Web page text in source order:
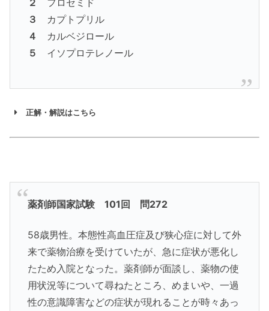
３
カプトプリル
４
カルベジロール
５
イソプロテレノール
正解・解説はこちら
薬剤師国家試験 101回 問272
58歳男性。本態性高血圧症及び狭心症に対して外
来で薬物治療を受けていたが、急に症状が悪化し
たため入院となった。薬剤師が面談し、薬物の使
用状況等について尋ねたところ、めまいや、一過
性の意識障害などの症状が現れることが時々あっ